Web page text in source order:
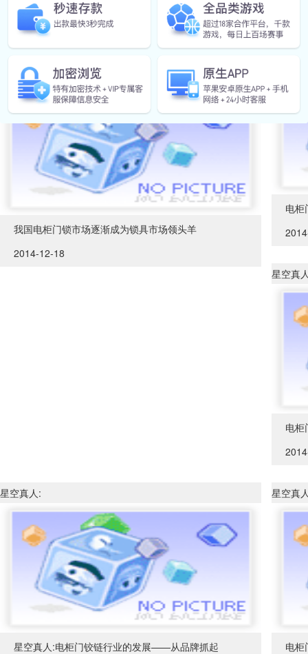
2014-12-24
星空真人:
我国电柜门锁市场逐渐成为锁具市场领头羊
2014-12-18
电柜
星空真
电柜
星空真人:
星空真人:电柜门铰链行业的发展——从品牌抓起
星空真
电柜